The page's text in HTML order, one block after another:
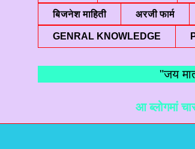
बिजनेश माहिती अरजी फार्म
GENRAL KNOWLEDGE
"जय
आ ब्लोगमां चारणी